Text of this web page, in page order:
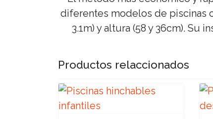
diferentes modelos de piscinas
3.1m) y altura (58 y 36cm). Su
Productos relaccionados